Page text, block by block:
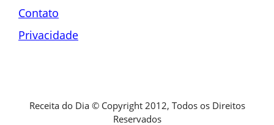
Contato
Privacidade
Receita do Dia © Copyright 2012, Todos os Direitos
Reservados